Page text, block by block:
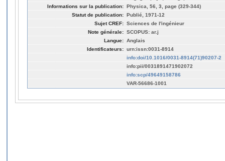
Informations sur la publication: Physica, 56, 3, page (329-344)
Statut de publication: Publié, 1971-12
Sujet CREF: Sciences de l'ingénieur
Note générale: SCOPUS: ar.j
Langue: Anglais
Identificateurs: urn:issn:0031-8914
info:doi/10.1016/0031-8914(71)90207-2
info:pii/0031891471902072
info:scp/49649158786
VAR-56686-1001